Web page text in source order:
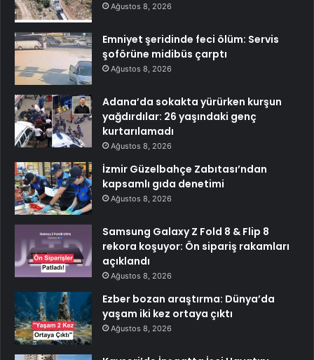
Ağustos 8, 2026
Emniyet şeridinde feci ölüm: Servis
şoförüne midibüs çarptı
Ağustos 8, 2026
Adana’da sokakta yürürken kurşun
yağdırdılar: 26 yaşındaki genç
kurtarılamadı
Ağustos 8, 2026
İzmir Güzelbahçe Zabıtası’ndan
kapsamlı gıda denetimi
Ağustos 8, 2026
Samsung Galaxy Z Fold 8 & Flip 8
rekora koşuyor: Ön sipariş rakamları
açıklandı
Ağustos 8, 2026
Ezber bozan araştırma: Dünya’da
yaşam iki kez ortaya çıktı
Ağustos 8, 2026